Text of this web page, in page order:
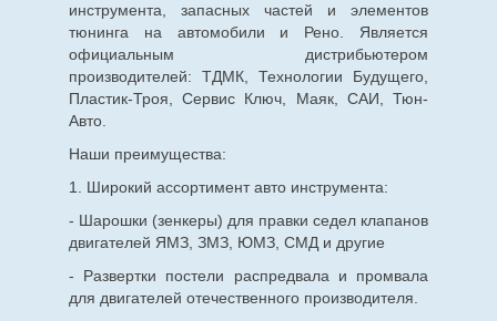
инструмента, запасных частей и элементов
тюнинга на автомобили и Рено. Является
официальным дистрибьютером
производителей: ТДМК, Технологии Будущего,
Пластик-Троя, Сервис Ключ, Маяк, САИ, Тюн-
Авто.
Наши преимущества:
1. Широкий ассортимент авто инструмента:
- Шарошки (зенкеры) для правки седел клапанов
двигателей ЯМЗ, ЗМЗ, ЮМЗ, СМД и другие
- Развертки постели распредвала и промвала
для двигателей отечественного производителя.